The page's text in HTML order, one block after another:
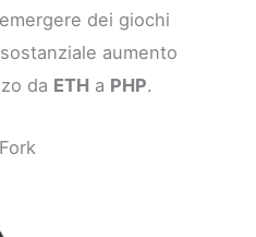
dei giochi
aumento
da ETH a PHP.